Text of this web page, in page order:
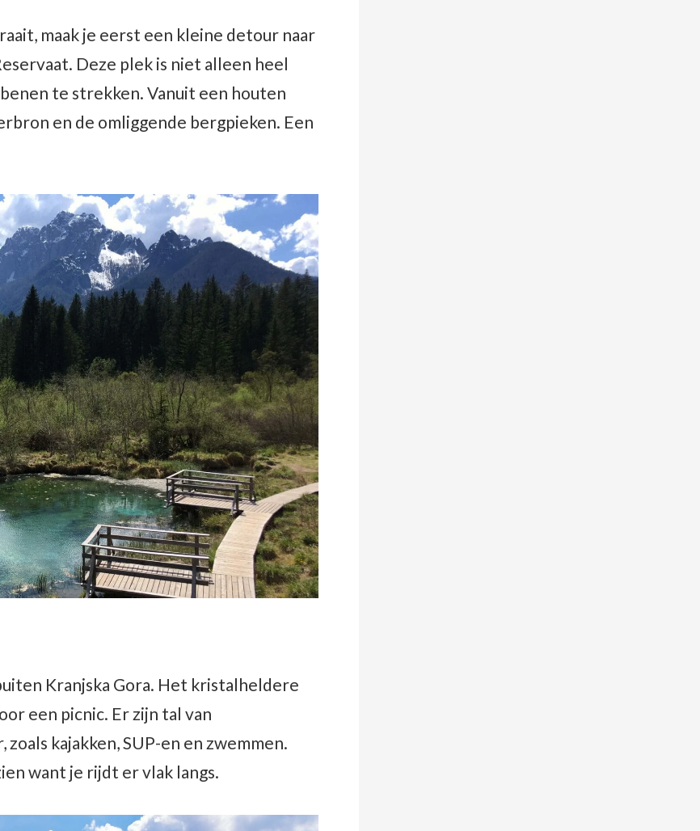
maak je eerst een kleine detour naar
Deze plek is niet alleen heel
te strekken. Vanuit een houten
en de omliggende bergpieken. Een
Kranjska Gora. Het kristalheldere
een picnic. Er zijn tal van
kajakken, SUP-en en zwemmen.
want je rijdt er vlak langs.